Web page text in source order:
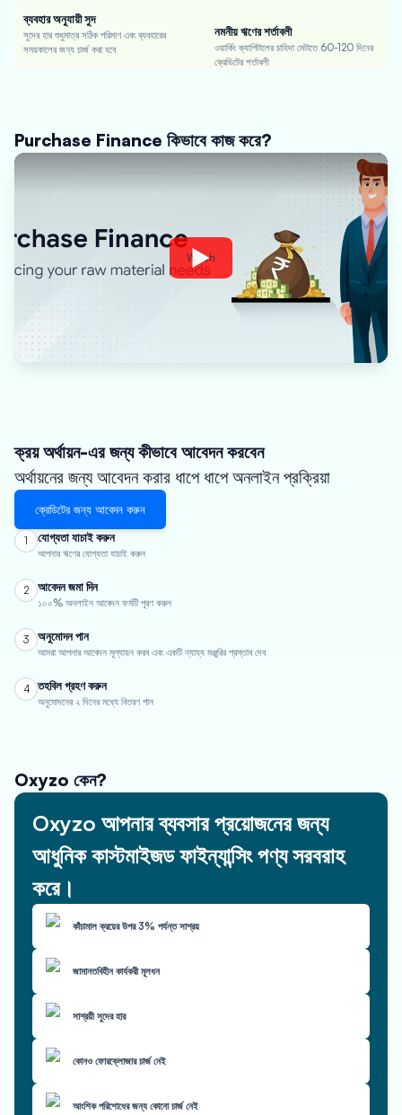
ব্যবহার অনুযায়ী সুদ
সুদের হার শুধুমাত্র সঠিক পরিমাণ এবং ব্যবহারের
সময়কালের জন্য চার্জ করা হবে
নমনীয় ঋণের শর্তাবলী
ওয়ার্কিং ক্যাপিটালের চাহিদা মেটাতে 60-120 দিনের
ক্রেডিটের শর্তাবলী
Purchase Finance কিভাবে কাজ করে?
Watch
ক্রয় অর্থায়ন-এর জন্য কীভাবে আবেদন করবেন
অর্থায়নের জন্য আবেদন করার ধাপে ধাপে অনলাইন প্রক্রিয়া
ক্রেডিটের জন্য আবেদন করুন
1 যোগ্যতা যাচাই করুন
আপনার ঋণের যোগ্যতা যাচাই করুন
2 আবেদন জমা দিন
১০০% অনলাইন আবেদন ফর্মটি পূরণ করুন
3 অনুমোদন পান
আমরা আপনার আবেদন মূল্যায়ন করব এবং একটি ন্যায্য মঞ্জুরির প্রস্তাব দেব
4 তহবিল গ্রহণ করুন
অনুমোদনের ২ দিনের মধ্যে বিতরণ পান
Oxyzo কেন?
Oxyzo আপনার ব্যবসার প্রয়োজনের জন্য
আধুনিক কাস্টমাইজড ফাইন্যান্সিং পণ্য সরবরাহ
করে।
কাঁচামাল ক্রয়ের উপর 3% পর্যন্ত সাশ্রয়
জামানতবিহীন কার্যকরী মূলধন
সাশ্রয়ী সুদের হার
কোনও ফোরক্লোজার চার্জ নেই
আংশিক পরিশোধের জন্য কোনো চার্জ নেই